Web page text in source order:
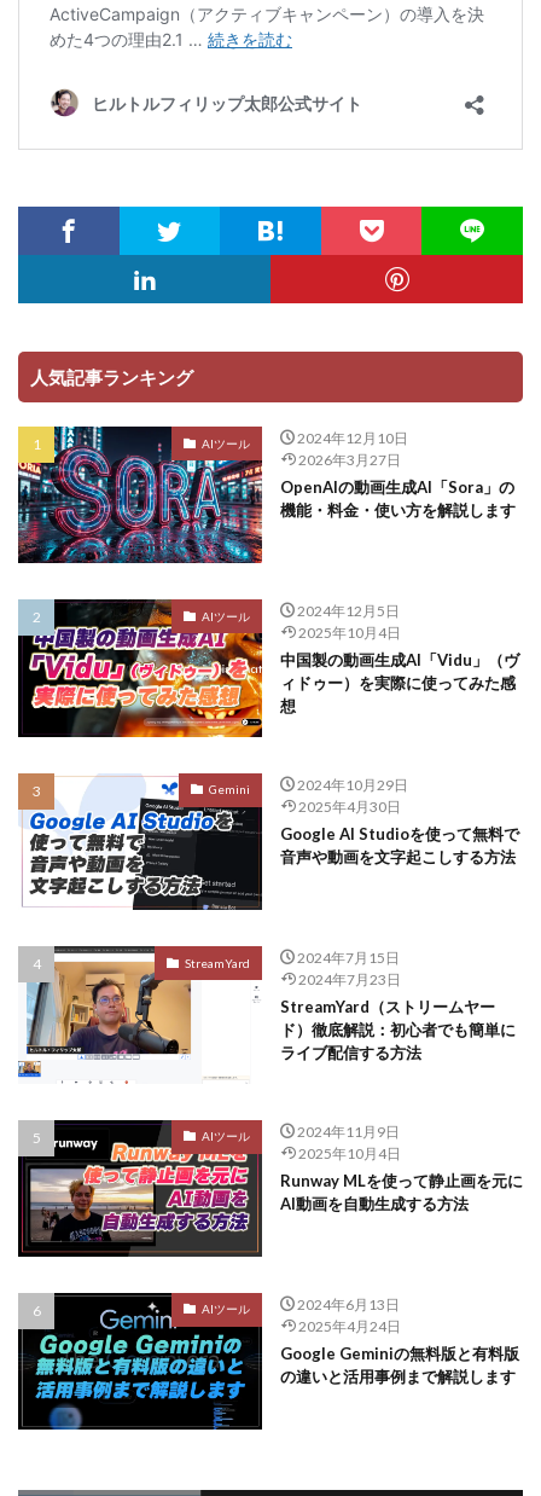
人気記事ランキング
AIツール
2024年12月10日
2026年3月27日
OpenAIの動画生成AI「Sora」の
機能・料金・使い方を解説します
AIツール
2024年12月5日
2025年10月4日
中国製の動画生成AI「Vidu」（ヴ
ィドゥー）を実際に使ってみた感
想
Gemini
2024年10月29日
2025年4月30日
Google AI Studioを使って無料で
音声や動画を文字起こしする方法
StreamYard
2024年7月15日
2024年7月23日
StreamYard（ストリームヤー
ド）徹底解説：初心者でも簡単に
ライブ配信する方法
AIツール
2024年11月9日
2025年10月4日
Runway MLを使って静止画を元に
AI動画を自動生成する方法
AIツール
2024年6月13日
2025年4月24日
Google Geminiの無料版と有料版
の違いと活用事例まで解説します